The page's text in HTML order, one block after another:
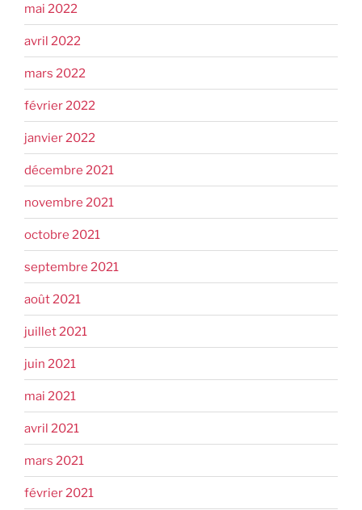
mai 2022
avril 2022
mars 2022
février 2022
janvier 2022
décembre 2021
novembre 2021
octobre 2021
septembre 2021
août 2021
juillet 2021
juin 2021
mai 2021
avril 2021
mars 2021
février 2021